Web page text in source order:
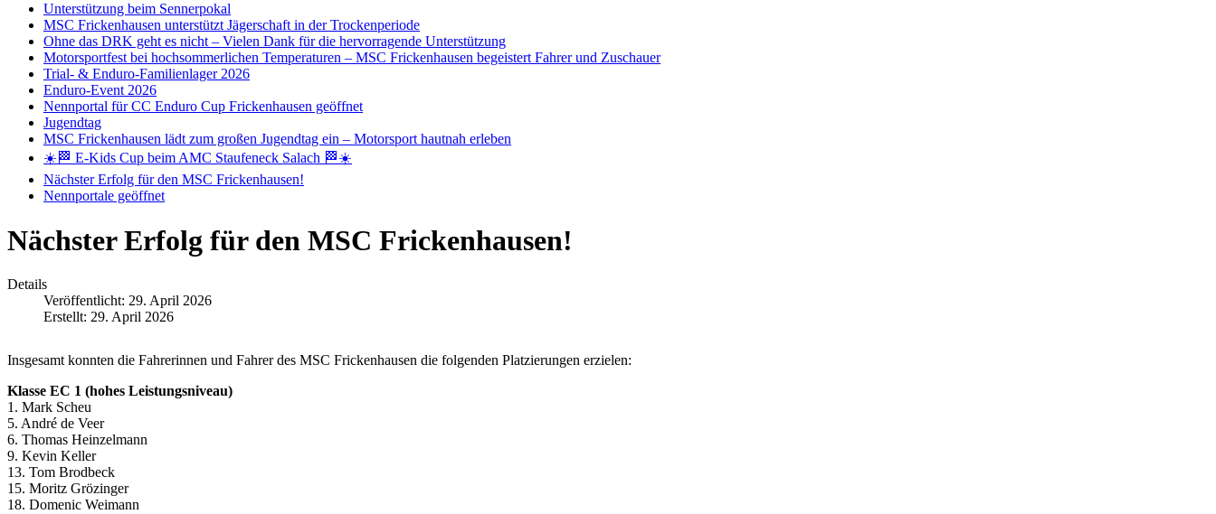
Unterstützung beim Sennerpokal
MSC Frickenhausen unterstützt Jägerschaft in der Trockenperiode
Ohne das DRK geht es nicht – Vielen Dank für die hervorragende Unterstützung
Motorsportfest bei hochsommerlichen Temperaturen – MSC Frickenhausen begeistert Fahrer und Zuschauer
Trial- & Enduro-Familienlager 2026
Enduro-Event 2026
Nennportal für CC Enduro Cup Frickenhausen geöffnet
Jugendtag
MSC Frickenhausen lädt zum großen Jugendtag ein – Motorsport hautnah erleben
☀️🏁 E-Kids Cup beim AMC Staufeneck Salach 🏁☀️
Nächster Erfolg für den MSC Frickenhausen!
Nennportale geöffnet
Nächster Erfolg für den MSC Frickenhausen!
Details
Veröffentlicht: 29. April 2026
Erstellt: 29. April 2026
Insgesamt konnten die Fahrerinnen und Fahrer des MSC Frickenhausen die folgenden Platzierungen erzielen:
Klasse EC 1 (hohes Leistungsniveau)
1. Mark Scheu
5. André de Veer
6. Thomas Heinzelmann
9. Kevin Keller
13. Tom Brodbeck
15. Moritz Grözinger
18. Domenic Weimann